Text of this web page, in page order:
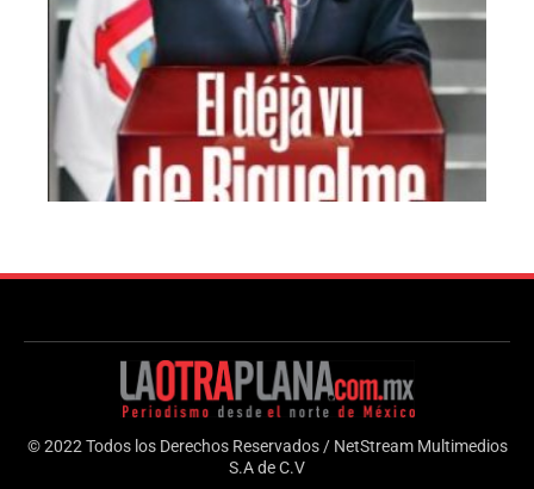
© 2022 Todos los Derechos Reservados / NetStream Multimedios
S.A de C.V